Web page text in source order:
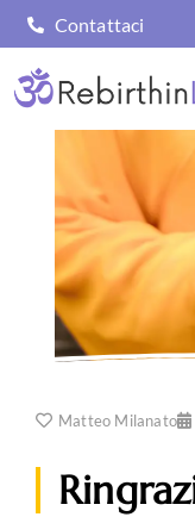
Contattaci
Matteo Milanato